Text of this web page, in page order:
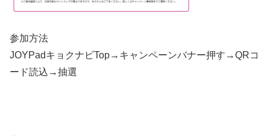
参加方法
JOYPadキョクナビTop→キャンペーンバナー押す→QRコ
ード読込→抽選